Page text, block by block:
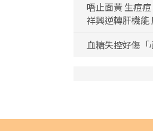
唔止面黃 生痘
祥興逆轉肝機能
血糖失控好傷「